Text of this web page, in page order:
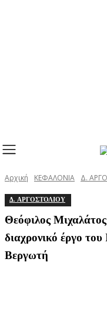
Αρχική ΚΕΦΑΛΟΝΙΑ Δ.
Δ. ΑΡΓΟΣΤΟΛΙΟΥ
Θεόφιλος
διαχρονικό έργο
Βεργωτή